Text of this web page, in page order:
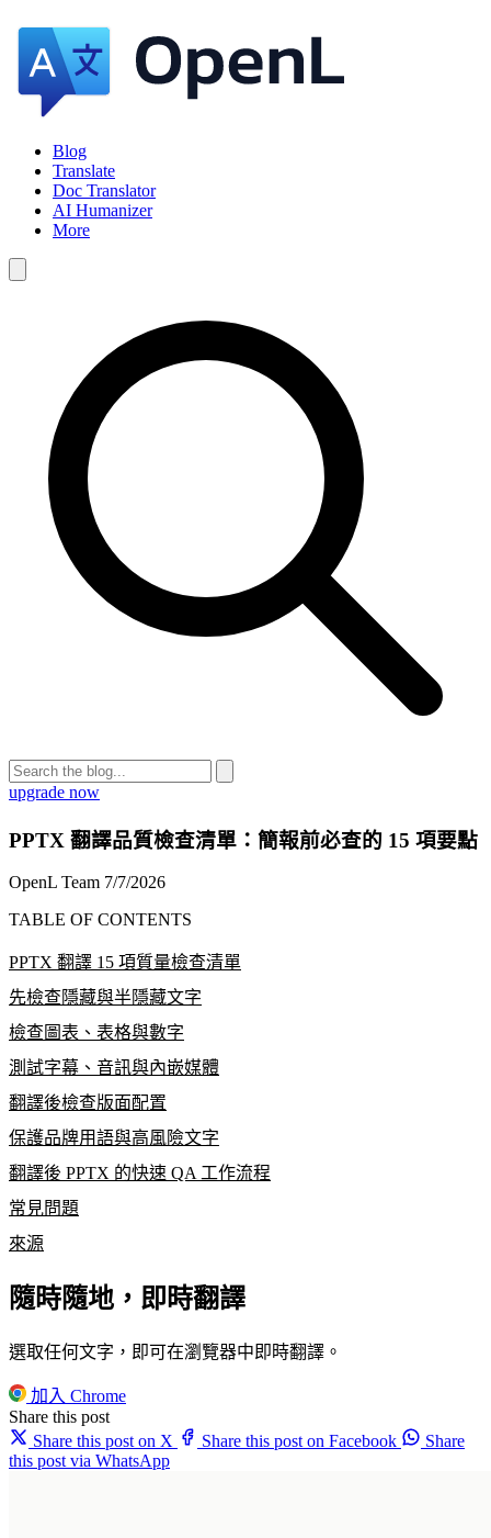
Blog
Translate
Doc Translator
AI Humanizer
More
upgrade now
PPTX 翻譯品質檢查清單：簡報前必查的 15 項要點
OpenL Team 7/7/2026
TABLE OF CONTENTS
PPTX 翻譯 15 項質量檢查清單
先檢查隱藏與半隱藏文字
檢查圖表、表格與數字
測試字幕、音訊與內嵌媒體
翻譯後檢查版面配置
保護品牌用語與高風險文字
翻譯後 PPTX 的快速 QA 工作流程
常見問題
來源
隨時隨地，即時翻譯
選取任何文字，即可在瀏覽器中即時翻譯。
加入 Chrome
Share this post
Share this post on X
Share this post on Facebook
Share
this post via WhatsApp